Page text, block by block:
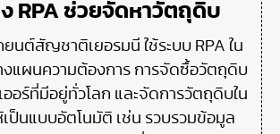
RPA ช่วยจัดหาวัตถุดิบ
นต์สัญชาติเยอรมนี ใช้ระบบ RPA ใน
งแผนความต้องการ การจัดซื้อวัตถุดิบ
อร์ที่มีอยู่ทั่วโลก และจัดการวัตถุดิบใน
เป็นแบบอัตโนมัติ เช่น รวบรวมข้อมูล